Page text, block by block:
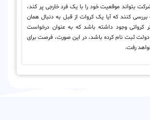
بتواند موقعیت خود را با یک فرد خارجی پر کند،
بررسی کنند که آیا یک کروات از قبل به دنبال همان
وجود داشته باشد که به عنوان درخواست
ثبت نام کرده باشد، در این صورت، فرصت برای
رفت.